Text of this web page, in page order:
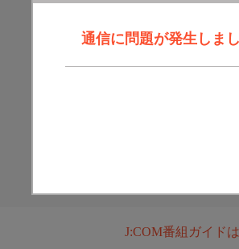
通信に問題が発生しま
J:COM番組ガイド